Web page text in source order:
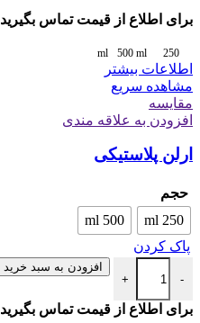
برای اطلاع از قیمت تماس بگیرید
250 ml
500 ml
اطلاعات بیشتر
مشاهده سریع
مقایسه
افزودن به علاقه مندی
ارلن پلاستیکی
حجم
250 ml
500 ml
پاک کردن
-
+
افزودن به سبد خرید
برای اطلاع از قیمت تماس بگیرید